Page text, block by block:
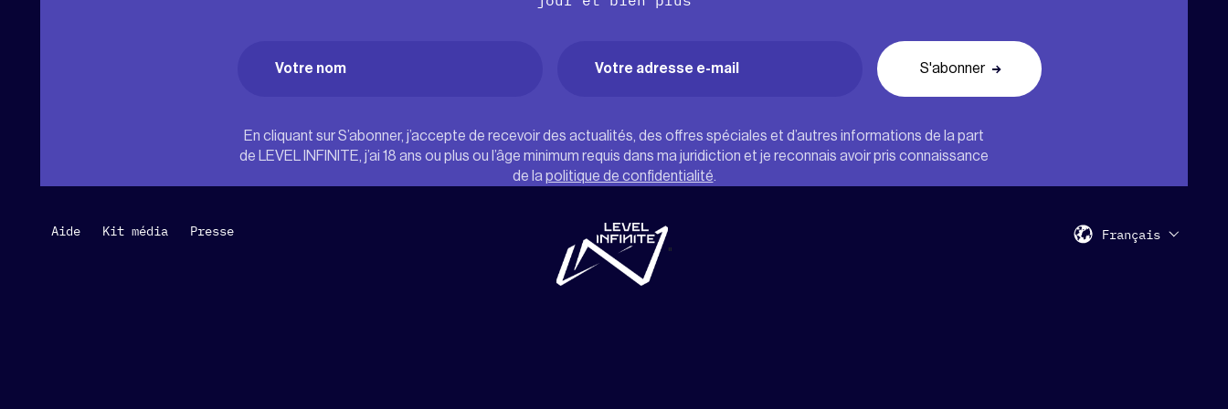
En cliquant sur S’abonner, j’accepte de recevoir des actualités, des offres spéciales et d’autres informations de la part
de LEVEL INFINITE, j’ai 18 ans ou plus ou l’âge minimum requis dans ma juridiction et je reconnais avoir pris connaissance
de la politique de confidentialité
Aide Kit média Presse
"
Français